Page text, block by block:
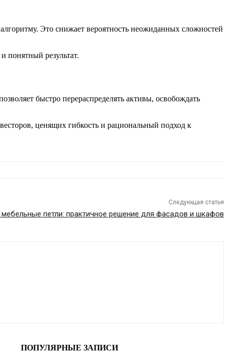
Это снижает вероятность неожиданных сложностей
понятный результат.
быстро перераспределять активы, освобождать
ценящих гибкость и рациональный подход к
Следующая статья
петли: практичное решение для фасадов и шкафов
ПОПУЛЯРНЫЕ ЗАПИСИ